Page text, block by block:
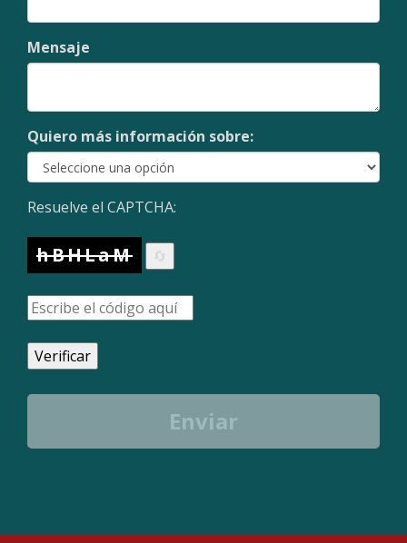
Mensaje
Quiero más información sobre:
Resuelve el CAPTCHA:
hBHLaM
Verificar
Enviar